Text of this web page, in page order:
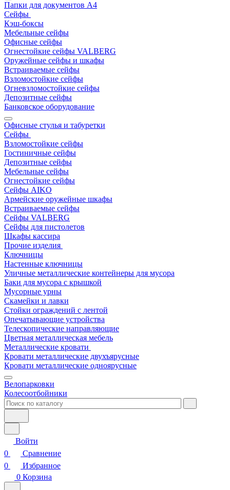
Папки для документов A4
Сейфы
Кэш-боксы
Мебельные сейфы
Офисные сейфы
Огнестойкие сейфы VALBERG
Оружейные сейфы и шкафы
Встраиваемые сейфы
Взломостойкие сейфы
Огневзломостойкие сейфы
Депозитные сейфы
Банковское оборудование
Офисные стулья и табуретки
Сейфы
Взломостойкие сейфы
Гостиничные сейфы
Депозитные сейфы
Мебельные сейфы
Огнестойкие сейфы
Сейфы AIKO
Армейские оружейные шкафы
Встраиваемые сейфы
Сейфы VALBERG
Сейфы для пистолетов
Шкафы кассира
Прочие изделия
Ключницы
Настенные ключницы
Уличные металлические контейнеры для мусора
Баки для мусора с крышкой
Мусорные урны
Скамейки и лавки
Стойки ограждений с лентой
Опечатывающие устройства
Телескопические направляющие
Цветная металлическая мебель
Металлические кровати
Кровати металлические двухъярусные
Кровати металлические одноярусные
Велопарковки
Колесоотбойники
Войти
0
Сравнение
0
Избранное
0 Корзина